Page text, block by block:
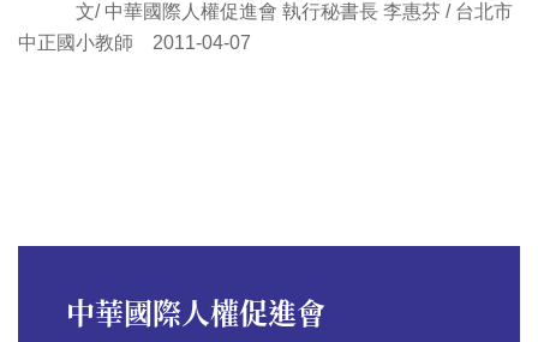
文/ 中華國際人權促進會 執行秘書長 李惠芬 / 台北市
中正國小教師 2011-04-07
中華國際人權促進會